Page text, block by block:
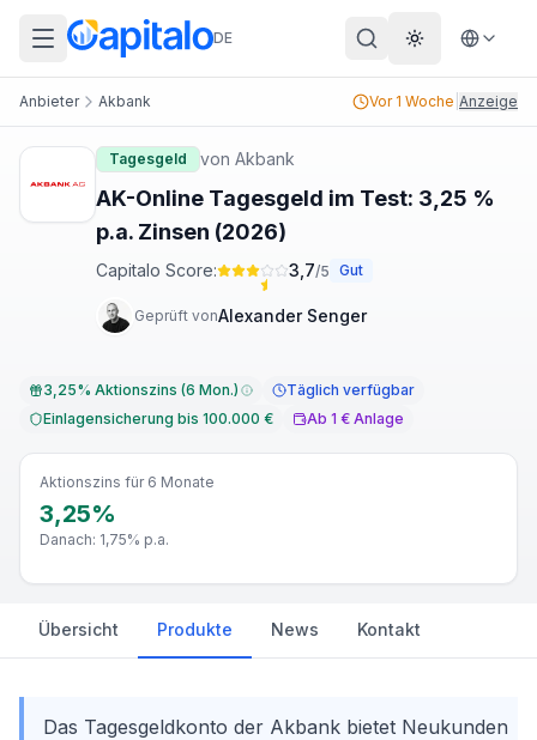
DE Theme
Anbieter Akbank Vor 1 Woche Anzeige
Tagesgeld von Akbank
AK-Online Tagesgeld im Test: 3,25 %
p.a. Zinsen (2026)
Capitalo Score: 3,7/5 Gut
Geprüft vonAlexander Senger
3,25% Aktionszins (6 Mon.)
Täglich verfügbar
Einlagensicherung bis 100.000 €
Ab 1 € Anlage
Aktionszins für 6 Monate
3,25%
Danach: 1,75% p.a.
Übersicht Produkte News Kontakt
Das Tagesgeldkonto der Akbank bietet Neukunden